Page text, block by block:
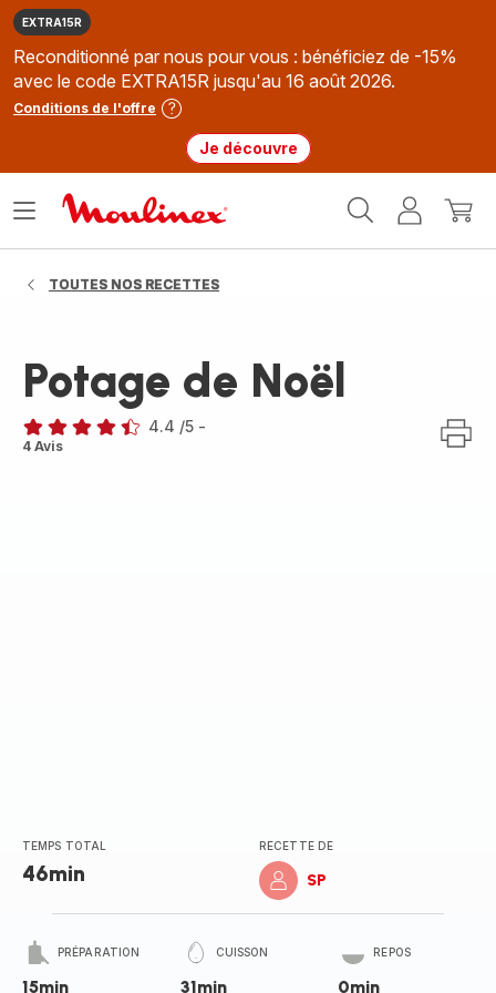
EXTRA15R
Reconditionné par nous pour vous : bénéficiez de -15%
avec le code EXTRA15R jusqu'au 16 août 2026.
Conditions de l'offre
Je découvre
MonMon
Ouvrir
TOUTES NOS RECETTES
Potage de Noël
ratings.4.4
4.4 /5 -
4 Avis
TEMPS TOTAL
46min
RECETTE DE
SP
PRÉPARATION
15min
CUISSON
31min
REPOS
0min